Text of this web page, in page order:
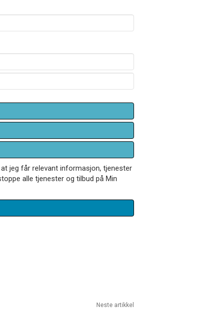
jeg får relevant informasjon, tjenester
alle tjenester og tilbud på Min
Neste artikkel